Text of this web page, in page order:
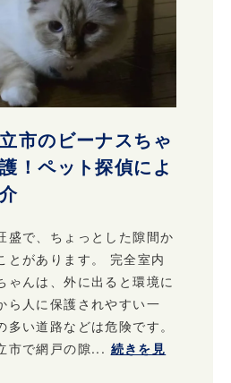
市のビーナスちゃ
！ペット探偵によ
盛で、ちょっとした隙間か
とがあります。 完全室内
ゃんは、外に出ると環境に
ら人に保護されやすい一
多い道路などは危険です。
市で網戸の隙... 続きを見